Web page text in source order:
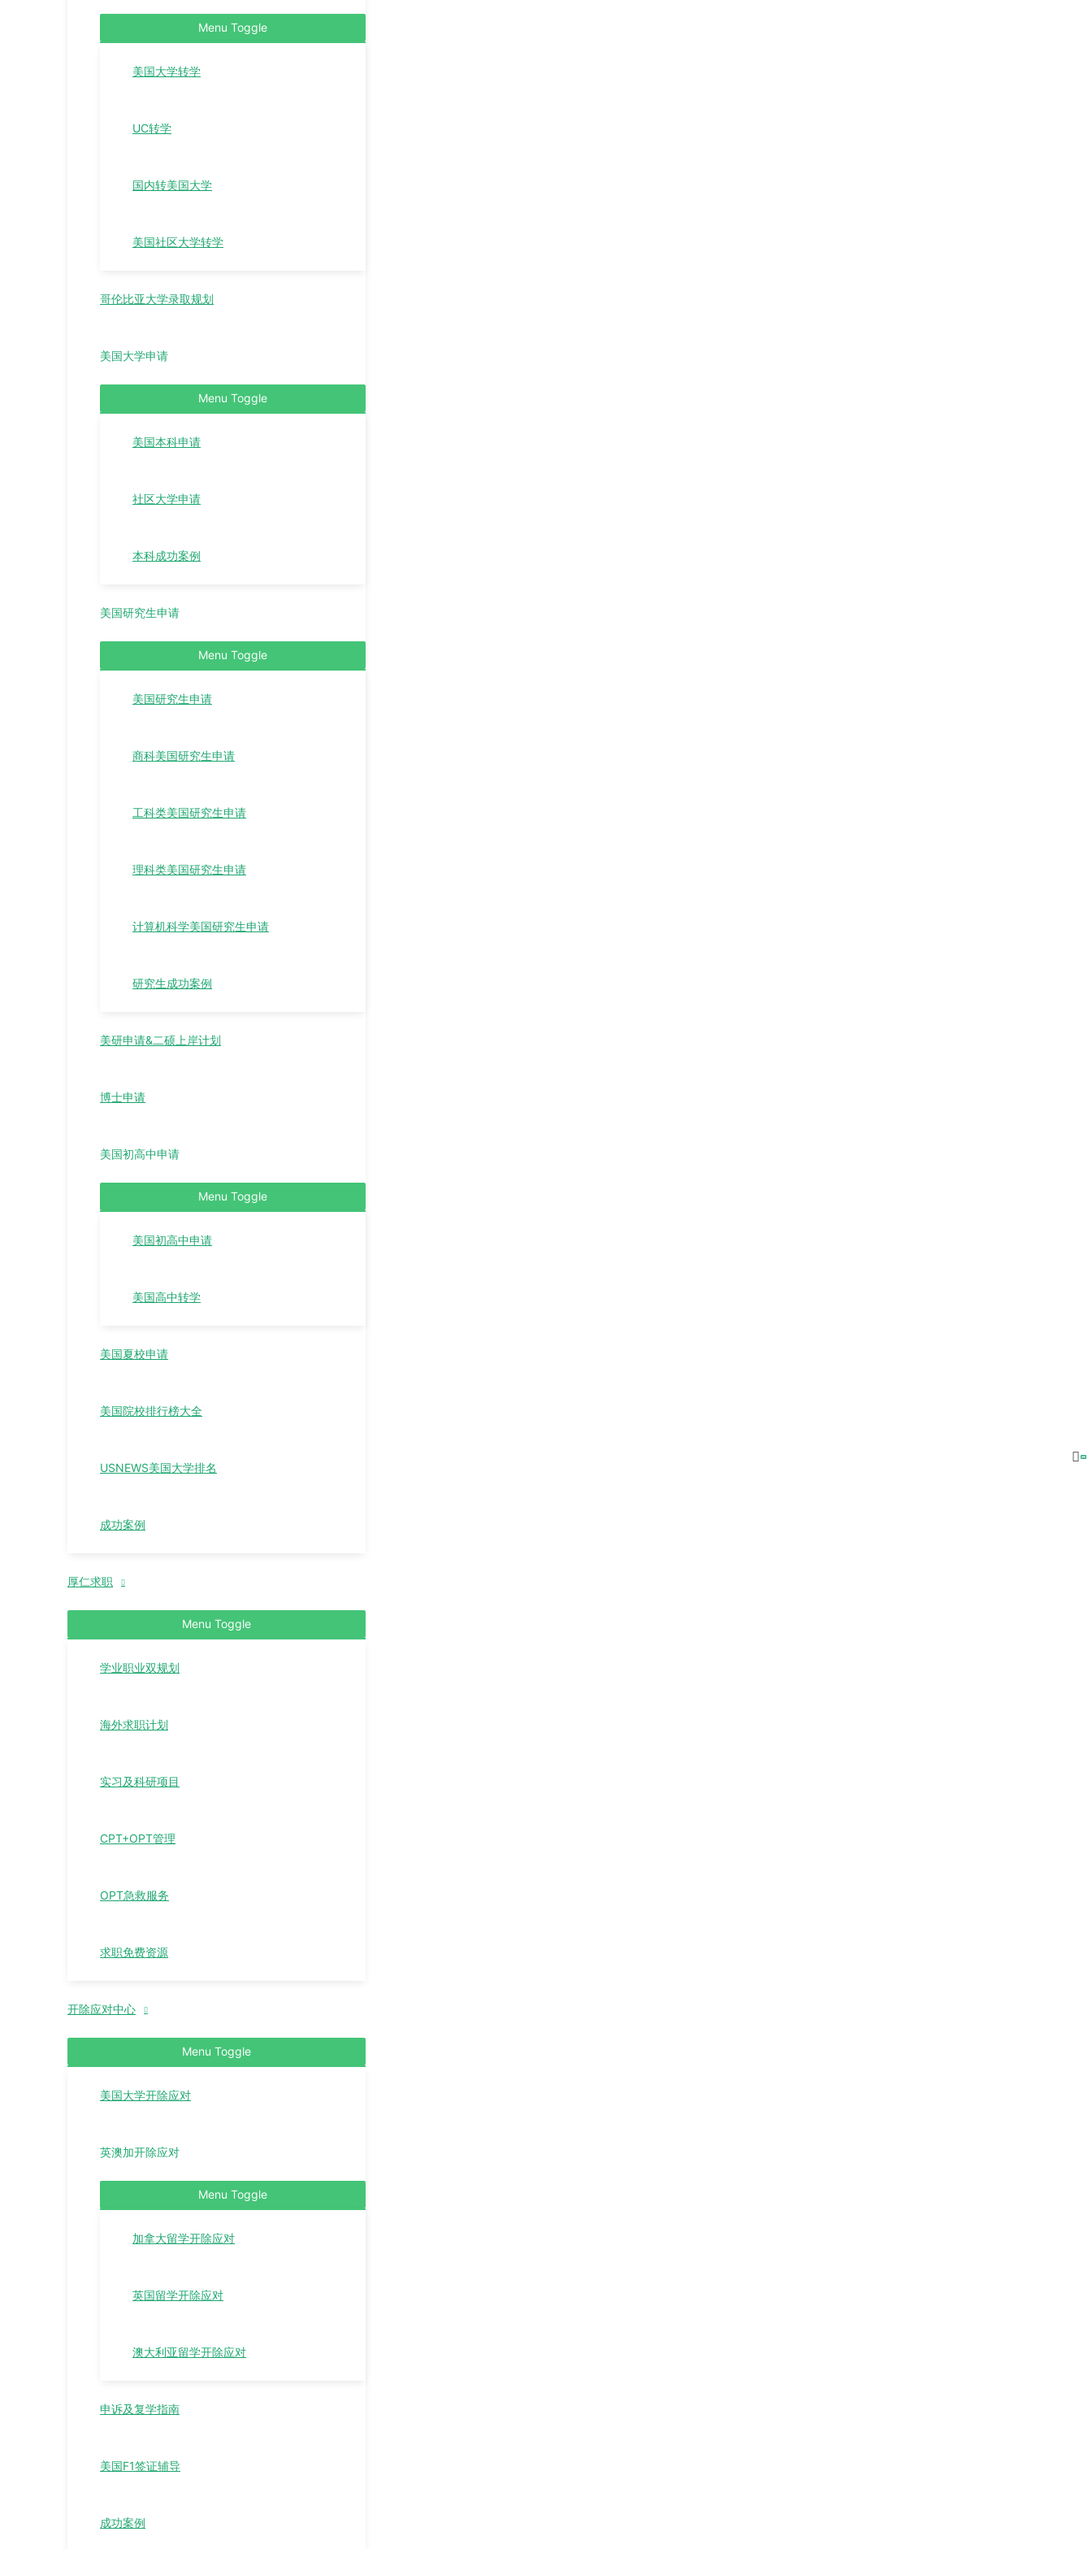
Menu Toggle
美国大学转学
UC转学
国内转美国大学
美国社区大学转学
哥伦比亚大学录取规划
美国大学申请
Menu Toggle
美国本科申请
社区大学申请
本科成功案例
美国研究生申请
Menu Toggle
美国研究生申请
商科美国研究生申请
工科类美国研究生申请
理科类美国研究生申请
计算机科学美国研究生申请
研究生成功案例
美研申请&二硕上岸计划
博士申请
美国初高中申请
Menu Toggle
美国初高中申请
美国高中转学
美国夏校申请
美国院校排行榜大全
USNEWS美国大学排名
成功案例
厚仁求职
Menu Toggle
学业职业双规划
海外求职计划
实习及科研项目
CPT+OPT管理
OPT急救服务
求职免费资源
开除应对中心
Menu Toggle
美国大学开除应对
英澳加开除应对
Menu Toggle
加拿大留学开除应对
英国留学开除应对
澳大利亚留学开除应对
申诉及复学指南
美国F1签证辅导
成功案例